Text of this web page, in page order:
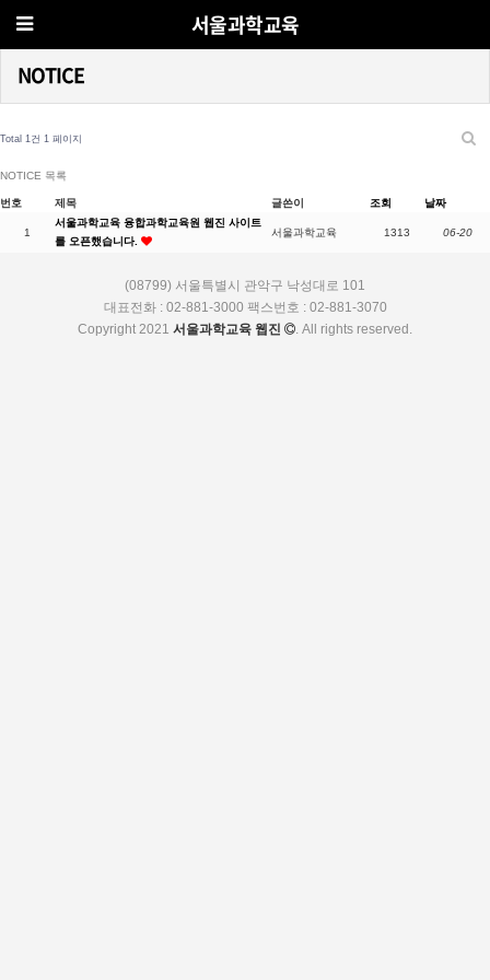
서울과학교육
NOTICE
Total 1건 1 페이지
NOTICE 목록
번호 제목 글쓴이 조회 날짜
1
서울과학교육 융합과학교육원 웹진 사이트
를 오픈했습니다.
서울과학교육 1313 06-20
(08799) 서울특별시 관악구 낙성대로 101
대표전화 : 02-881-3000 팩스번호 : 02-881-3070
Copyright 2021 서울과학교육 웹진 . All rights reserved.